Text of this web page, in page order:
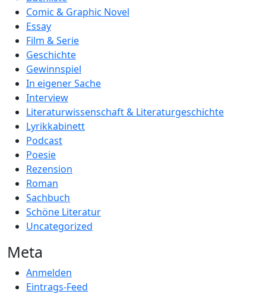
Comic & Graphic Novel
Essay
Film & Serie
Geschichte
Gewinnspiel
In eigener Sache
Interview
Literaturwissenschaft & Literaturgeschichte
Lyrikkabinett
Podcast
Poesie
Rezension
Roman
Sachbuch
Schöne Literatur
Uncategorized
Meta
Anmelden
Eintrags-Feed